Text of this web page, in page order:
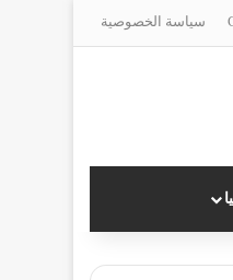
سياسة الخصوصية